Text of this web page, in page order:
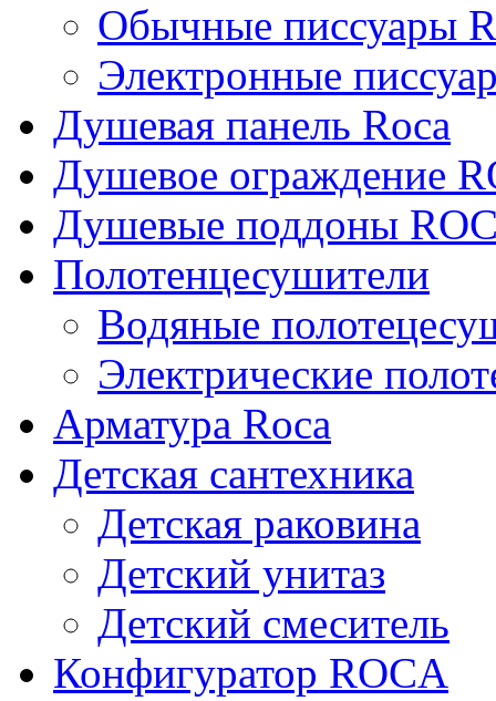
Обычные писсуары
Электронные
Душевая панель Roca
Душевое ограждение
Душевые поддоны
Полотенцесушители
Водяные
Электрические
Арматура Roca
Детская сантехника
Детская раковина
Детский унитаз
Детский смеситель
Конфигуратор ROCA